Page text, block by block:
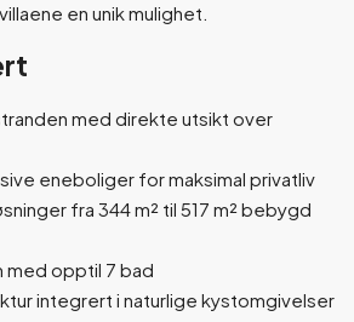
en unik mulighet.
med direkte utsikt over
eneboliger for maksimal privatliv
fra 344 m² til 517 m² bebygd
med opptil 7 bad
integrert i naturlige kystomgivelser